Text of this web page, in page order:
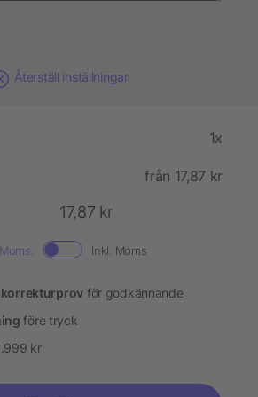
Återställ inställningar
1x
från 17,87 kr
17,87 kr
Inkl. Moms
för godkännande
före tryck
kr